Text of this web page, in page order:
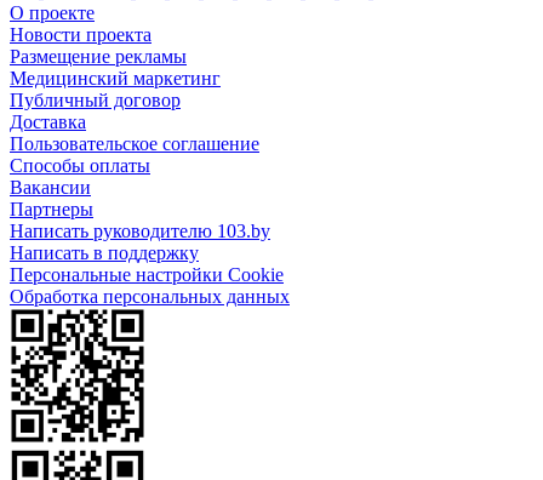
О проекте
Новости проекта
Размещение рекламы
Медицинский маркетинг
Публичный договор
Доставка
Пользовательское соглашение
Способы оплаты
Вакансии
Партнеры
Написать руководителю 103.by
Написать в поддержку
Персональные настройки Cookie
Обработка персональных данных